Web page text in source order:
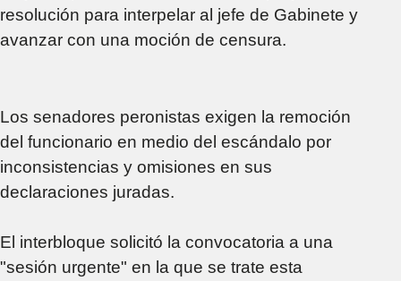
resolución para interpelar al jefe de Gabinete y
avanzar con una moción de censura.
Los senadores peronistas exigen la remoción
del funcionario en medio del escándalo por
inconsistencias y omisiones en sus
declaraciones juradas.
El interbloque solicitó la convocatoria a una
"sesión urgente" en la que se trate esta